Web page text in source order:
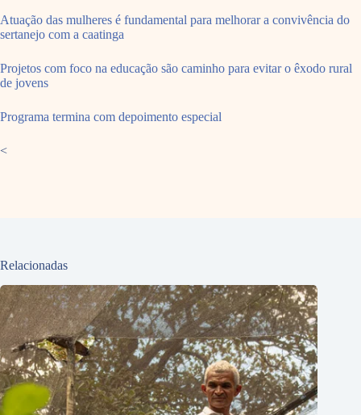
Atuação das mulheres é fundamental para melhorar a convivência do
sertanejo com a caatinga
Projetos com foco na educação são caminho para evitar o êxodo rural
de jovens
Programa termina com depoimento especial
<
Relacionadas